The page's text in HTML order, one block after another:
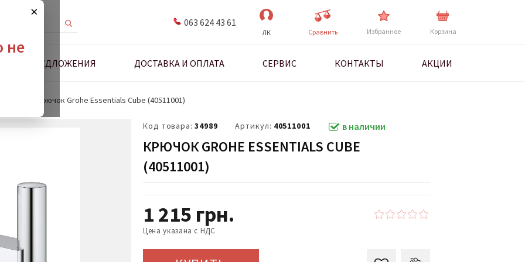
×
не
063 624 43 61
ЛК Cравнить Избранное Корзина
ПРЕДЛОЖЕНИЯ ДОСТАВКА И ОПЛАТА СЕРВИС КОНТАКТЫ АКЦИИ
Крючок Grohe Essentials Cube (40511001)
Код товара: 34989 Артикул: 40511001 в наличии
КРЮЧОК GROHE ESSENTIALS CUBE
(40511001)
1 215 грн.
Цена указана с НДС